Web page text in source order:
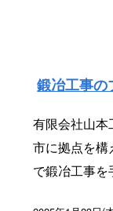
鍛冶工事の
有限会社山本
市に拠点を
で鍛冶工事